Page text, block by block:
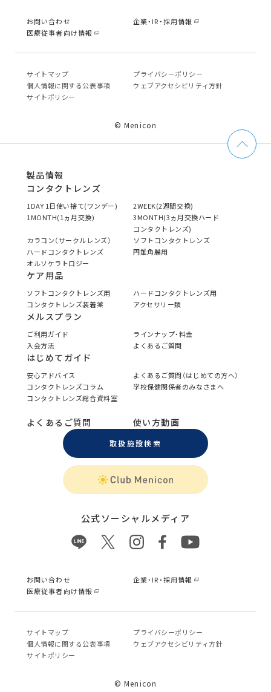
お問い合わせ
企業・IR・採用情報
医療従事者向け情報
サイトマップ
プライバシーポリシー
個⼈情報に関する公表事項
ウェブアクセシビリティ方針
サイトポリシー
© Menicon
製品情報
コンタクトレンズ
1DAY 1日使い捨て(ワンデー)
2WEEK(2週間交換)
1MONTH(1ヵ月交換)
3MONTH(3ヵ月交換ハード
コンタクトレンズ)
カラコン（サークルレンズ）
ソフトコンタクトレンズ
ハードコンタクトレンズ
円錐角膜用
オルソケラトロジー
ケア用品
ソフトコンタクトレンズ用
ハードコンタクトレンズ用
コンタクトレンズ装着薬
アクセサリー類
メルスプラン
ご利用ガイド
ラインナップ・料金
入会方法
よくあるご質問
はじめてガイド
安心アドバイス
よくあるご質問（はじめての方へ）
コンタクトレンズコラム
学校保健関係者のみなさまへ
コンタクトレンズ総合資料室
よくあるご質問 使い方動画
取扱施設検索
公式ソーシャルメディア
お問い合わせ
企業・IR・採用情報
医療従事者向け情報
サイトマップ
プライバシーポリシー
個⼈情報に関する公表事項
ウェブアクセシビリティ方針
サイトポリシー
© Menicon